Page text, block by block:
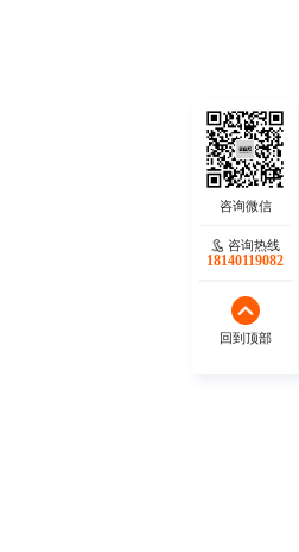
咨询热线
17723342546
回到顶部
咨询热线
18140119082
回到顶部